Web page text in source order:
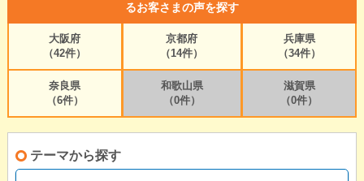
るお客さまの声を探す
大阪府
（42件）
京都府
（14件）
兵庫県
（34件）
奈良県
（6件）
和歌山県
（0件）
滋賀県
（0件）
テーマから探す